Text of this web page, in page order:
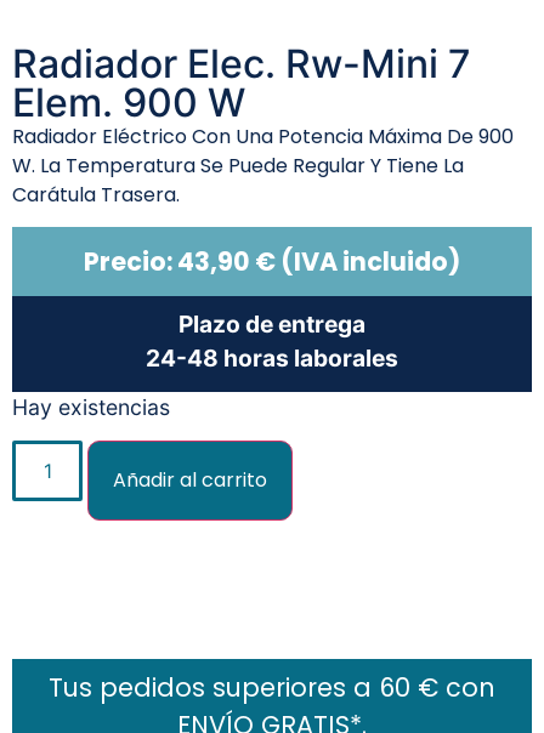
Radiador Elec. Rw-Mini 7
Elem. 900 W
Radiador Eléctrico Con Una Potencia Máxima De 900
W. La Temperatura Se Puede Regular Y Tiene La
Carátula Trasera.
Precio:43,90 € (IVA incluido)
Plazo de entrega
24-48 horas laborales
Hay existencias
Añadir al carrito
Tus pedidos superiores a 60 € con
ENVÍO GRATIS*.